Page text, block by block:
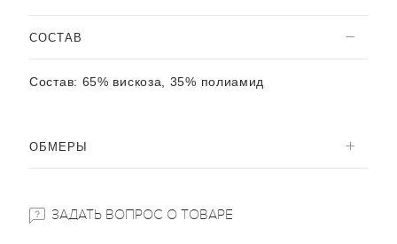
CОСТАВ
Состав: 65% вискоза, 35% полиамид
ОБМЕРЫ
ЗАДАТЬ ВОПРОС О ТОВАРЕ